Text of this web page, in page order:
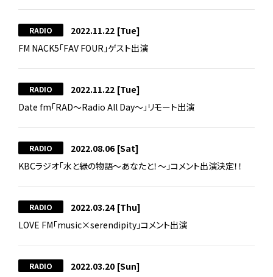
RADIO 2022.11.22 [Tue]
FM NACK5「FAV FOUR」ゲスト出演
RADIO 2022.11.22 [Tue]
Date fm「RAD～Radio All Day～」リモート出演
RADIO 2022.08.06 [Sat]
KBCラジオ「水と緑の物語～あなたと！～」コメント出演決定！！
RADIO 2022.03.24 [Thu]
LOVE FM「music×serendipity」コメント出演
RADIO 2022.03.20 [Sun]